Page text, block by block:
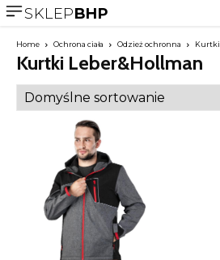
SKLEPBHP
Home Ochrona ciała Odzież ochronna Kurtki
Kurtki Leber&Hollman